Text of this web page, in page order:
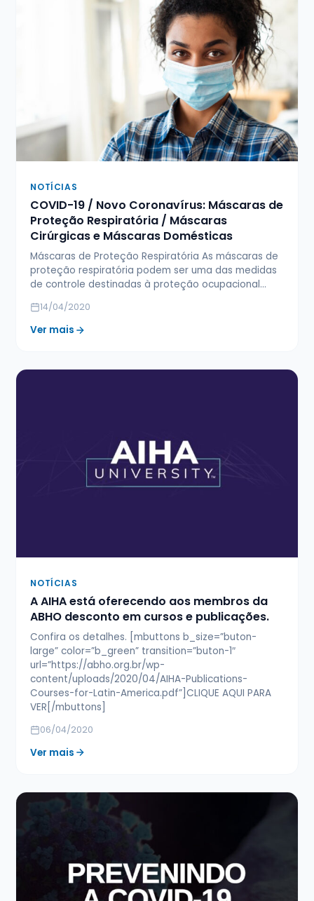
NOTÍCIAS
COVID-19 / Novo Coronavírus: Máscaras de
Proteção Respiratória / Máscaras
Cirúrgicas e Máscaras Domésticas
Máscaras de Proteção Respiratória As máscaras de
proteção respiratória podem ser uma das medidas
de controle destinadas à proteção ocupacional…
14/04/2020
Ver mais
NOTÍCIAS
A AIHA está oferecendo aos membros da
ABHO desconto em cursos e publicações.
Confira os detalhes. [mbuttons b_size=”buton-
large” color=”b_green” transition=”buton-1″
url=”https://abho.org.br/wp-
content/uploads/2020/04/AIHA-Publications-
Courses-for-Latin-America.pdf”]CLIQUE AQUI PARA
VER[/mbuttons]
06/04/2020
Ver mais